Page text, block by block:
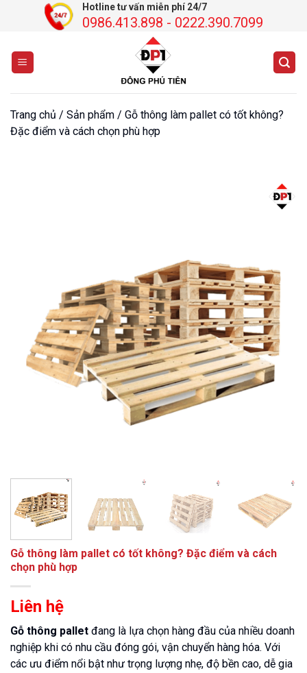
dung
Hotline tư vấn miễn phí 24/7
0986.413.898 - 0222.390.7099
Trang chủ / Sản phẩm / Gỗ thông làm pallet có tốt không?
Đặc điểm và cách chọn phù hợp
Gỗ thông làm pallet có tốt không? Đặc điểm và cách
chọn phù hợp
Liên hệ
Gỗ thông pallet đang là lựa chọn hàng đầu của nhiều doanh
nghiệp khi có nhu cầu đóng gói, vận chuyển hàng hóa. Với
các ưu điểm nổi bật như trọng lượng nhẹ, độ bền cao, dễ gia